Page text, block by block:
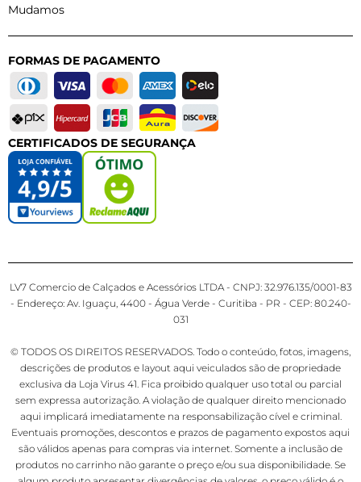
Mudamos
FORMAS DE PAGAMENTO
CERTIFICADOS DE SEGURANÇA
LV7 Comercio de Calçados e Acessórios LTDA - CNPJ: 32.976.135/0001-83
- Endereço: Av. Iguaçu, 4400 - Água Verde - Curitiba - PR - CEP: 80.240-
031
© TODOS OS DIREITOS RESERVADOS. Todo o conteúdo, fotos, imagens,
descrições de produtos e layout aqui veiculados são de propriedade
exclusiva da Loja Virus 41. Fica proibido qualquer uso total ou parcial
sem expressa autorização. A violação de qualquer direito mencionado
aqui implicará imediatamente na responsabilização cível e criminal.
Eventuais promoções, descontos e prazos de pagamento expostos aqui
são válidos apenas para compras via internet. Somente a inclusão de
produtos no carrinho não garante o preço e/ou sua disponibilidade. Se